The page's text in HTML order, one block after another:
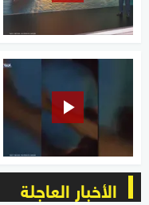
الأخبار العاجلة